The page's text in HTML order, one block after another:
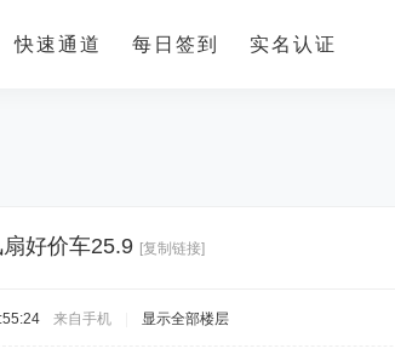
快速通道 每日签到 实名认证
好价车25.9 [复制链接]
来自手机 显示全部楼层